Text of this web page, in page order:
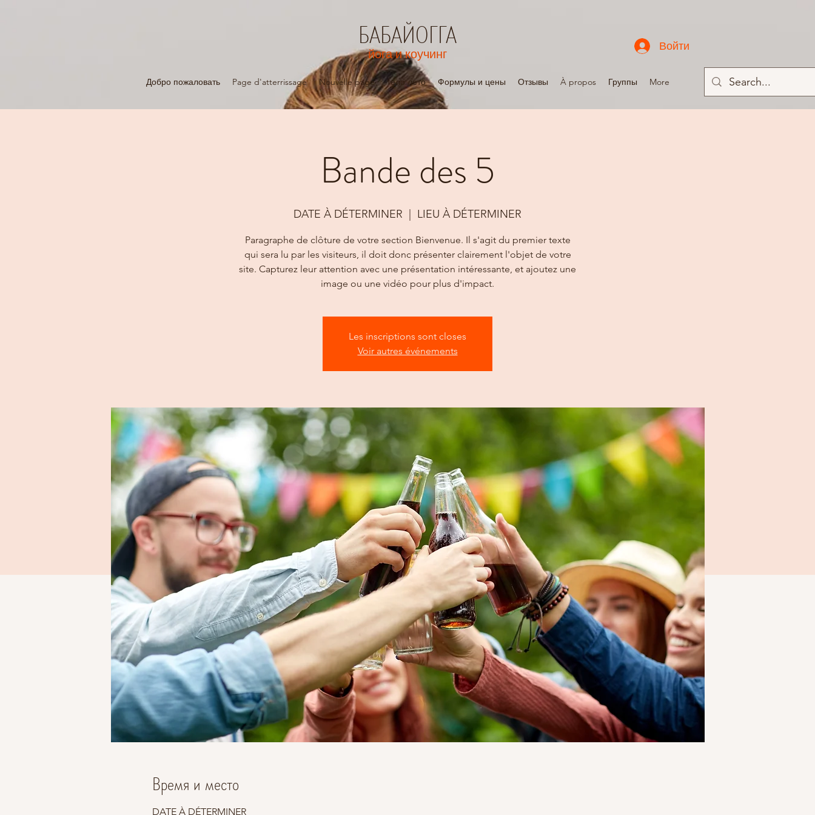
Добро пожаловать Page d'atterrissage Nouvelle page тело лето Формулы и цены Отзывы À propos Группы More
БАБАЙОГГА
йога и коучинг
Войти
Bande des 5
DATE À DÉTERMINER LIEU À DÉTERMINER
Paragraphe de clôture de votre section Bienvenue. Il s'agit du premier texte
qui sera lu par les visiteurs, il doit donc présenter clairement l'objet de votre
site. Capturez leur attention avec une présentation intéressante, et ajoutez une
image ou une vidéo pour plus d'impact.
Les inscriptions sont closes
Voir autres événements
Время и место
DATE À DÉTERMINER